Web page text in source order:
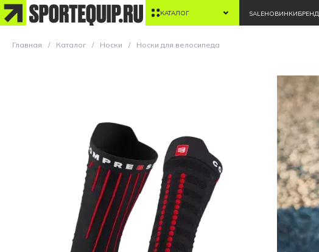
КАТАЛОГ SALEНОВИНКИБРЕНД
Главная Каталог Носки Носки для велосипеда